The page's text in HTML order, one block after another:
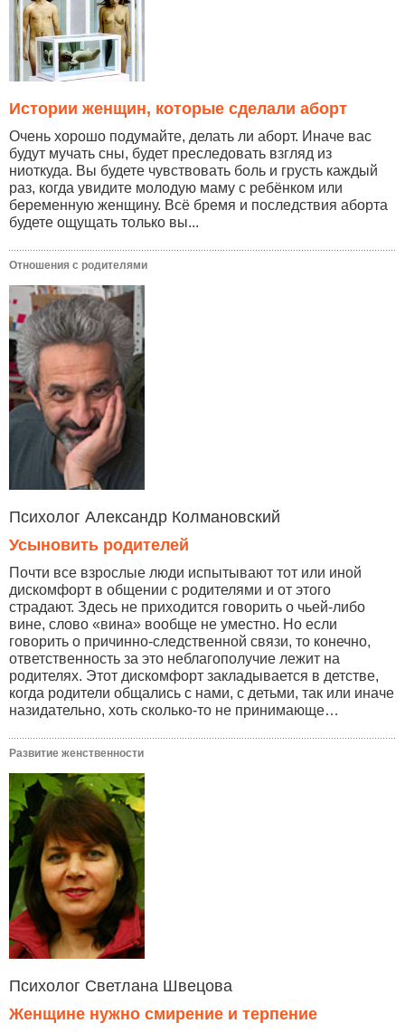
Истории женщин, которые сделали аборт
Очень хорошо подумайте, делать ли аборт. Иначе вас
будут мучать сны, будет преследовать взгляд из
ниоткуда. Вы будете чувствовать боль и грусть каждый
раз, когда увидите молодую маму с ребёнком или
беременную женщину. Всё бремя и последствия аборта
будете ощущать только вы...
Отношения с родителями
Психолог Александр Колмановский
Усыновить родителей
Почти все взрослые люди испытывают тот или иной
дискомфорт в общении с родителями и от этого
страдают. Здесь не приходится говорить о чьей-либо
вине, слово «вина» вообще не уместно. Но если
говорить о причинно-следственной связи, то конечно,
ответственность за это неблагополучие лежит на
родителях. Этот дискомфорт закладывается в детстве,
когда родители общались с нами, с детьми, так или иначе
назидательно, хоть сколько-то не принимающе…
Развитие женственности
Психолог Светлана Швецова
Женщине нужно смирение и терпение